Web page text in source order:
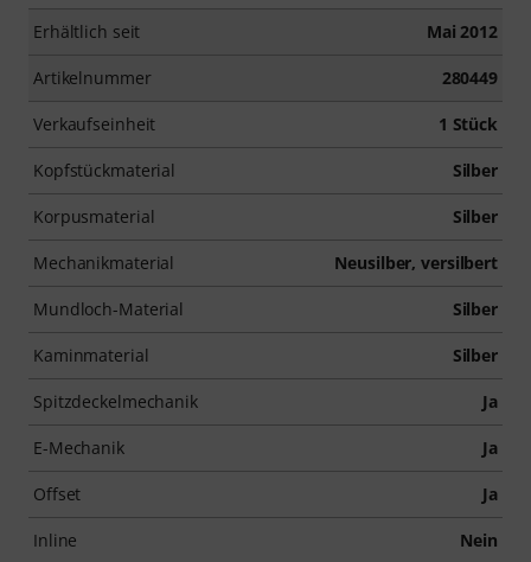
Erhältlich seit Mai 2012
Artikelnummer 280449
Verkaufseinheit 1 Stück
Kopfstückmaterial Silber
Korpusmaterial Silber
Mechanikmaterial Neusilber, versilbert
Mundloch-Material Silber
Kaminmaterial Silber
Spitzdeckelmechanik Ja
E-Mechanik Ja
Offset Ja
Inline Nein